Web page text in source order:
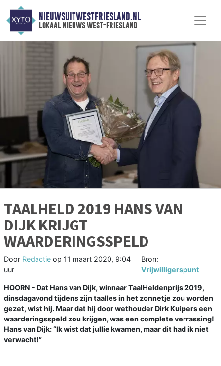
NIEUWSUITWESTFRIESLAND.NL
lokaal nieuws west-friesland
TAALHELD 2019 HANS VAN
DIJK KRIJGT
WAARDERINGSSPELD
Door Redactie op 11 maart 2020, 9:04
uur
Bron:
Vrijwilligerspunt
HOORN - Dat Hans van Dijk, winnaar TaalHeldenprijs 2019,
dinsdagavond tijdens zijn taalles in het zonnetje zou worden
gezet, wist hij. Maar dat hij door wethouder Dirk Kuipers een
waarderingsspeld zou krijgen, was een complete verrassing!
Hans van Dijk: “Ik wist dat jullie kwamen, maar dit had ik niet
verwacht!”